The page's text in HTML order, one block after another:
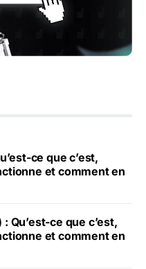
ce que c’est,
et comment en
Qu’est-ce que c’est,
et comment en